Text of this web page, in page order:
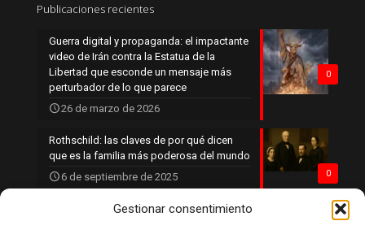
Gestionar consentimiento
Publicaciones recientes
0
Guerra digital y propaganda: el impactante
video de Irán contra la Estatua de la
Libertad que esconde un mensaje más
perturbador de lo que parece
26 de marzo de 2026
0
Rothschild: las claves de por qué dicen
que es la familia más poderosa del mundo
6 de septiembre de 2025